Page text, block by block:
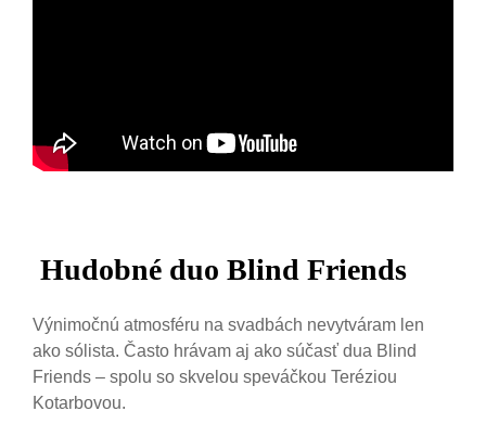
Hudobné duo Blind Friends
Výnimočnú atmosféru na svadbách nevytváram len
ako sólista. Často hrávam aj ako súčasť dua Blind
Friends – spolu so skvelou speváčkou Teréziou
Kotarbovou.